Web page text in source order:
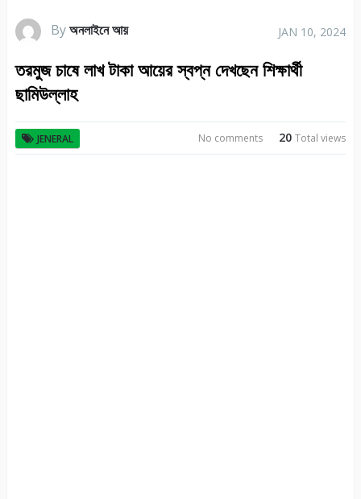
Byঅনলাইনে আয় JAN 10, 2024
তরমুজ চাষে লাখ টাকা আয়ের স্বপ্ন দেখছেন শিক্ষার্থী
ছামিউল্লাহ
JENERAL 20Total views
No comments